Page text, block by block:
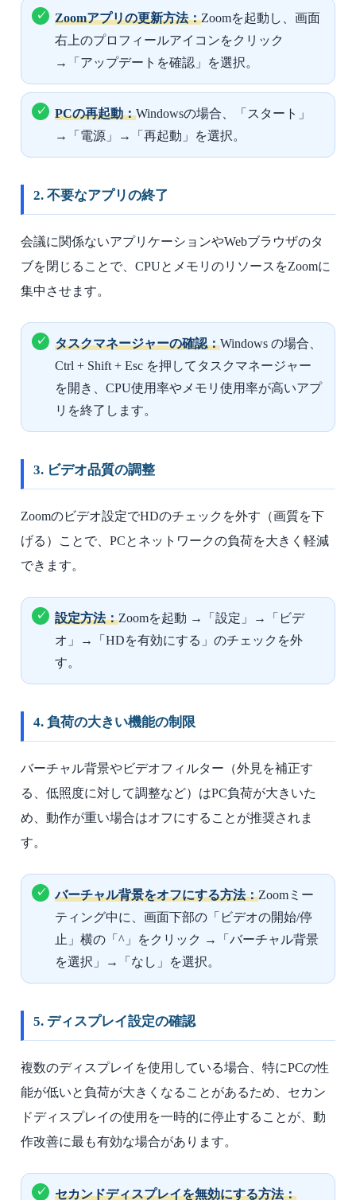
Zoomアプリの更新方法：Zoomを起動し、画面
右上のプロフィールアイコンをクリック
→「アップデートを確認」を選択。
PCの再起動：Windowsの場合、「スタート」
→「電源」→「再起動」を選択。
2. 不要なアプリの終了
会議に関係ないアプリケーションやWebブラウザのタ
ブを閉じることで、CPUとメモリのリソースをZoomに
集中させます。
タスクマネージャーの確認：Windows の場合、
Ctrl + Shift + Esc を押してタスクマネージャー
を開き、CPU使用率やメモリ使用率が高いアプ
リを終了します。
3. ビデオ品質の調整
Zoomのビデオ設定でHDのチェックを外す（画質を下
げる）ことで、PCとネットワークの負荷を大きく軽減
できます。
設定方法：Zoomを起動 →「設定」→「ビデ
オ」→「HDを有効にする」のチェックを外
す。
4. 負荷の大きい機能の制限
バーチャル背景やビデオフィルター（外見を補正す
る、低照度に対して調整など）はPC負荷が大きいた
め、動作が重い場合はオフにすることが推奨されま
す。
バーチャル背景をオフにする方法：Zoomミー
ティング中に、画面下部の「ビデオの開始/停
止」横の「^」をクリック →「バーチャル背景
を選択」→「なし」を選択。
5. ディスプレイ設定の確認
複数のディスプレイを使用している場合、特にPCの性
能が低いと負荷が大きくなることがあるため、セカン
ドディスプレイの使用を一時的に停止することが、動
作改善に最も有効な場合があります。
セカンドディスプレイを無効にする方法：